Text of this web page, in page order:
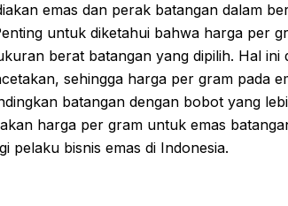
emas dan perak batangan dalam
untuk diketahui bahwa harga per
berat batangan yang dipilih. Hal ini
sehingga harga per gram pada
batangan dengan bobot yang
harga per gram untuk emas
pelaku bisnis emas di Indonesia.